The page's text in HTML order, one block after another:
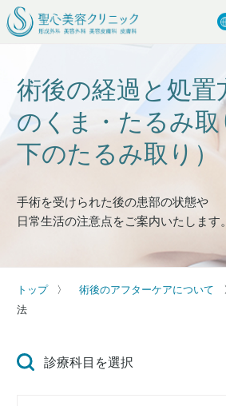
術後の経過と処置
のくま・たるみ
下のたるみ取り）
手術を受けられた後の患部の状態や
日常生活の注意点をご案内いたします。
トップ 術後のアフターケアについて
法
診療科目を選択